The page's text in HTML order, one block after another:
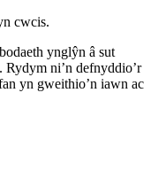
cwcis.
ynglŷn â sut
ni’n defnyddio’r
yn gweithio’n iawn ac